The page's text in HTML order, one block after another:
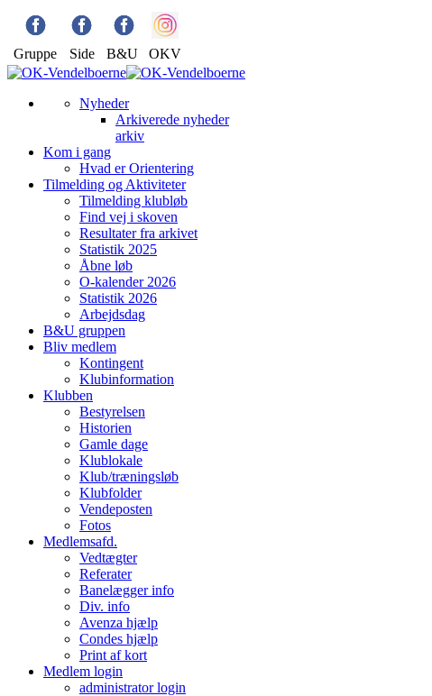
Gruppe Side B&U OKV
Nyheder
Arkiverede nyheder
arkiv
Kom i gang
Hvad er Orientering
Tilmelding og Aktiviteter
Tilmelding klubløb
Find vej i skoven
Resultater fra arkivet
Statistik 2025
Åbne løb
O-kalender 2026
Statistik 2026
Arbejdsdag
B&U gruppen
Bliv medlem
Kontingent
Klubinformation
Klubben
Bestyrelsen
Historien
Gamle dage
Klublokale
Klub/træningsløb
Klubfolder
Vendeposten
Fotos
Medlemsafd.
Vedtægter
Referater
Banelægger info
Div. info
Avenza hjælp
Condes hjælp
Print af kort
Medlem login
administrator login